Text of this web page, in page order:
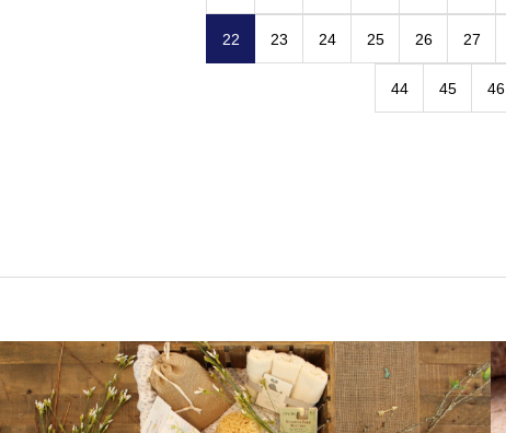
22 23 24 25 26 27
44 45 46